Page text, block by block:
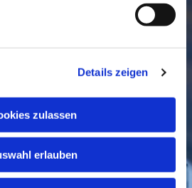
Details zeigen
zulassen
erlauben
BESUCHEN